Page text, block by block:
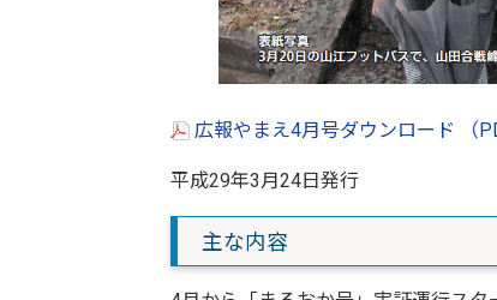
広報やまえ4月号ダウンロード （
平成29年3月24日発行
主な内容